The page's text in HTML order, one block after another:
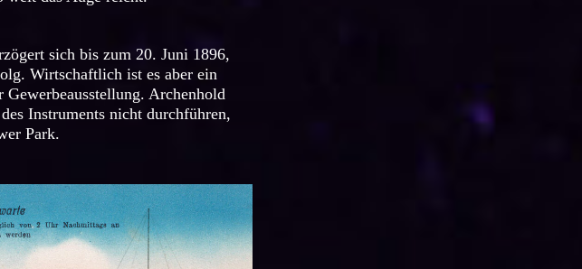
sich bis zum 20. Juni 1896,
Wirtschaftlich ist es aber ein
Archenhold
Instruments nicht durchführen,
Park.